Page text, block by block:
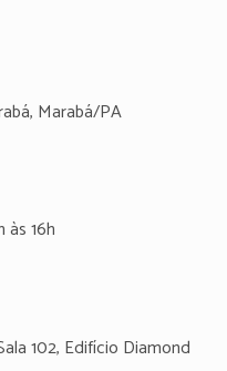
Marabá/PA
às 16h
102, Edifício Diamond